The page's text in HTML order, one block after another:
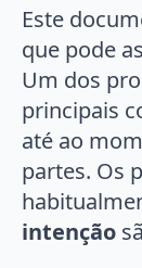
Este
que pode
Um dos
principais
até ao
partes. Os
intenção